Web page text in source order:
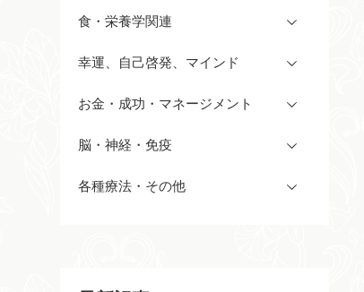
食・栄養学関連
幸運、自己啓発、マインド
お金・成功・マネージメント
脳・神経・免疫
各種療法・その他